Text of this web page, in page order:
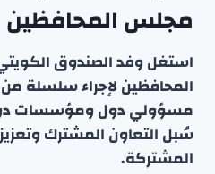
مجلس المحافظين
استغل وفد الصندوق
المحافظين لإجراء سلسلة من
مسؤولي دول ومؤسسات
سُبل التعاون المشترك
المشتركة.